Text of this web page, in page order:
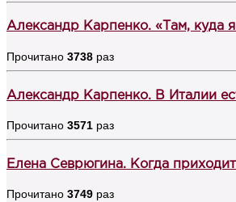
Александр Карпенко. «Там, куда
Прочитано 3738 раз
Александр Карпенко. В Италии
Прочитано 3571 раз
Елена Севрюгина. Когда
Прочитано 3749 раз